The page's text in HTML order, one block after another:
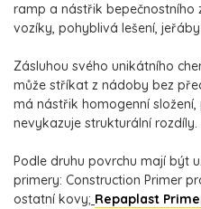
ramp a nástřik bepečnostního
vozíky, pohyblivá lešení,
Zásluhou svého unikátního
může stříkat z nádoby bez
má nástřik homogenní
nevykazuje strukturální rozdíly.
Podle druhu povrchu mají být
primery: Construction Primer
ostatní kovy; Repaplast